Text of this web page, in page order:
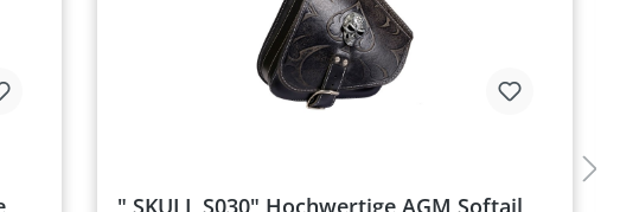
" SKULL S030" Hochwertige AGM Softail